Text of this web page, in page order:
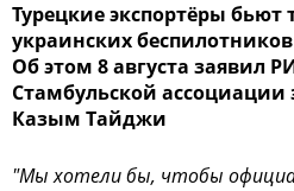
Турецкие экспортёры бьют
украинских
Об этом 8 августа заявил
Стамбульской ассоциации
Казым Тайджи
"Мы хотели бы, чтобы